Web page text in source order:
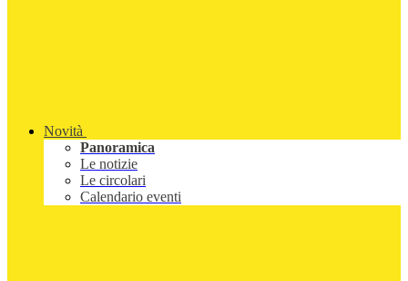
Novità
Panoramica
Le notizie
Le circolari
Calendario eventi